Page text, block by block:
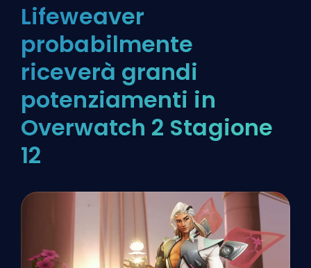
Lifeweaver
probabilmente
riceverà grandi
potenziamenti in
Overwatch 2 Stagione
12